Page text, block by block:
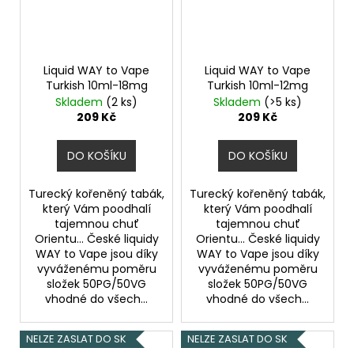
Liquid WAY to Vape
Turkish 10ml-18mg
Skladem (2 ks)
209 Kč
DO KOŠÍKU
Turecký kořeněný tabák,
který Vám poodhalí
tajemnou chuť
Orientu... České liquidy
WAY to Vape jsou díky
vyváženému poměru
složek 50PG/50VG
vhodné do všech...
Liquid WAY to Vape
Turkish 10ml-12mg
Skladem (>5 ks)
209 Kč
DO KOŠÍKU
Turecký kořeněný tabák,
který Vám poodhalí
tajemnou chuť
Orientu... České liquidy
WAY to Vape jsou díky
vyváženému poměru
složek 50PG/50VG
vhodné do všech...
NELZE ZASLAT DO SK
NELZE ZASLAT DO SK